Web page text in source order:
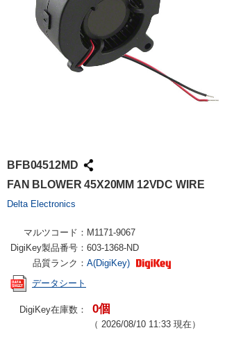
BFB04512MD
FAN BLOWER 45X20MM 12VDC WIRE
Delta Electronics
マルツコード： M1171-9067
DigiKey製品番号： 603-1368-ND
品質ランク： A(DigiKey)
データシート
DigiKey在庫数： 0個
（ 2026/08/10 11:33 現在）